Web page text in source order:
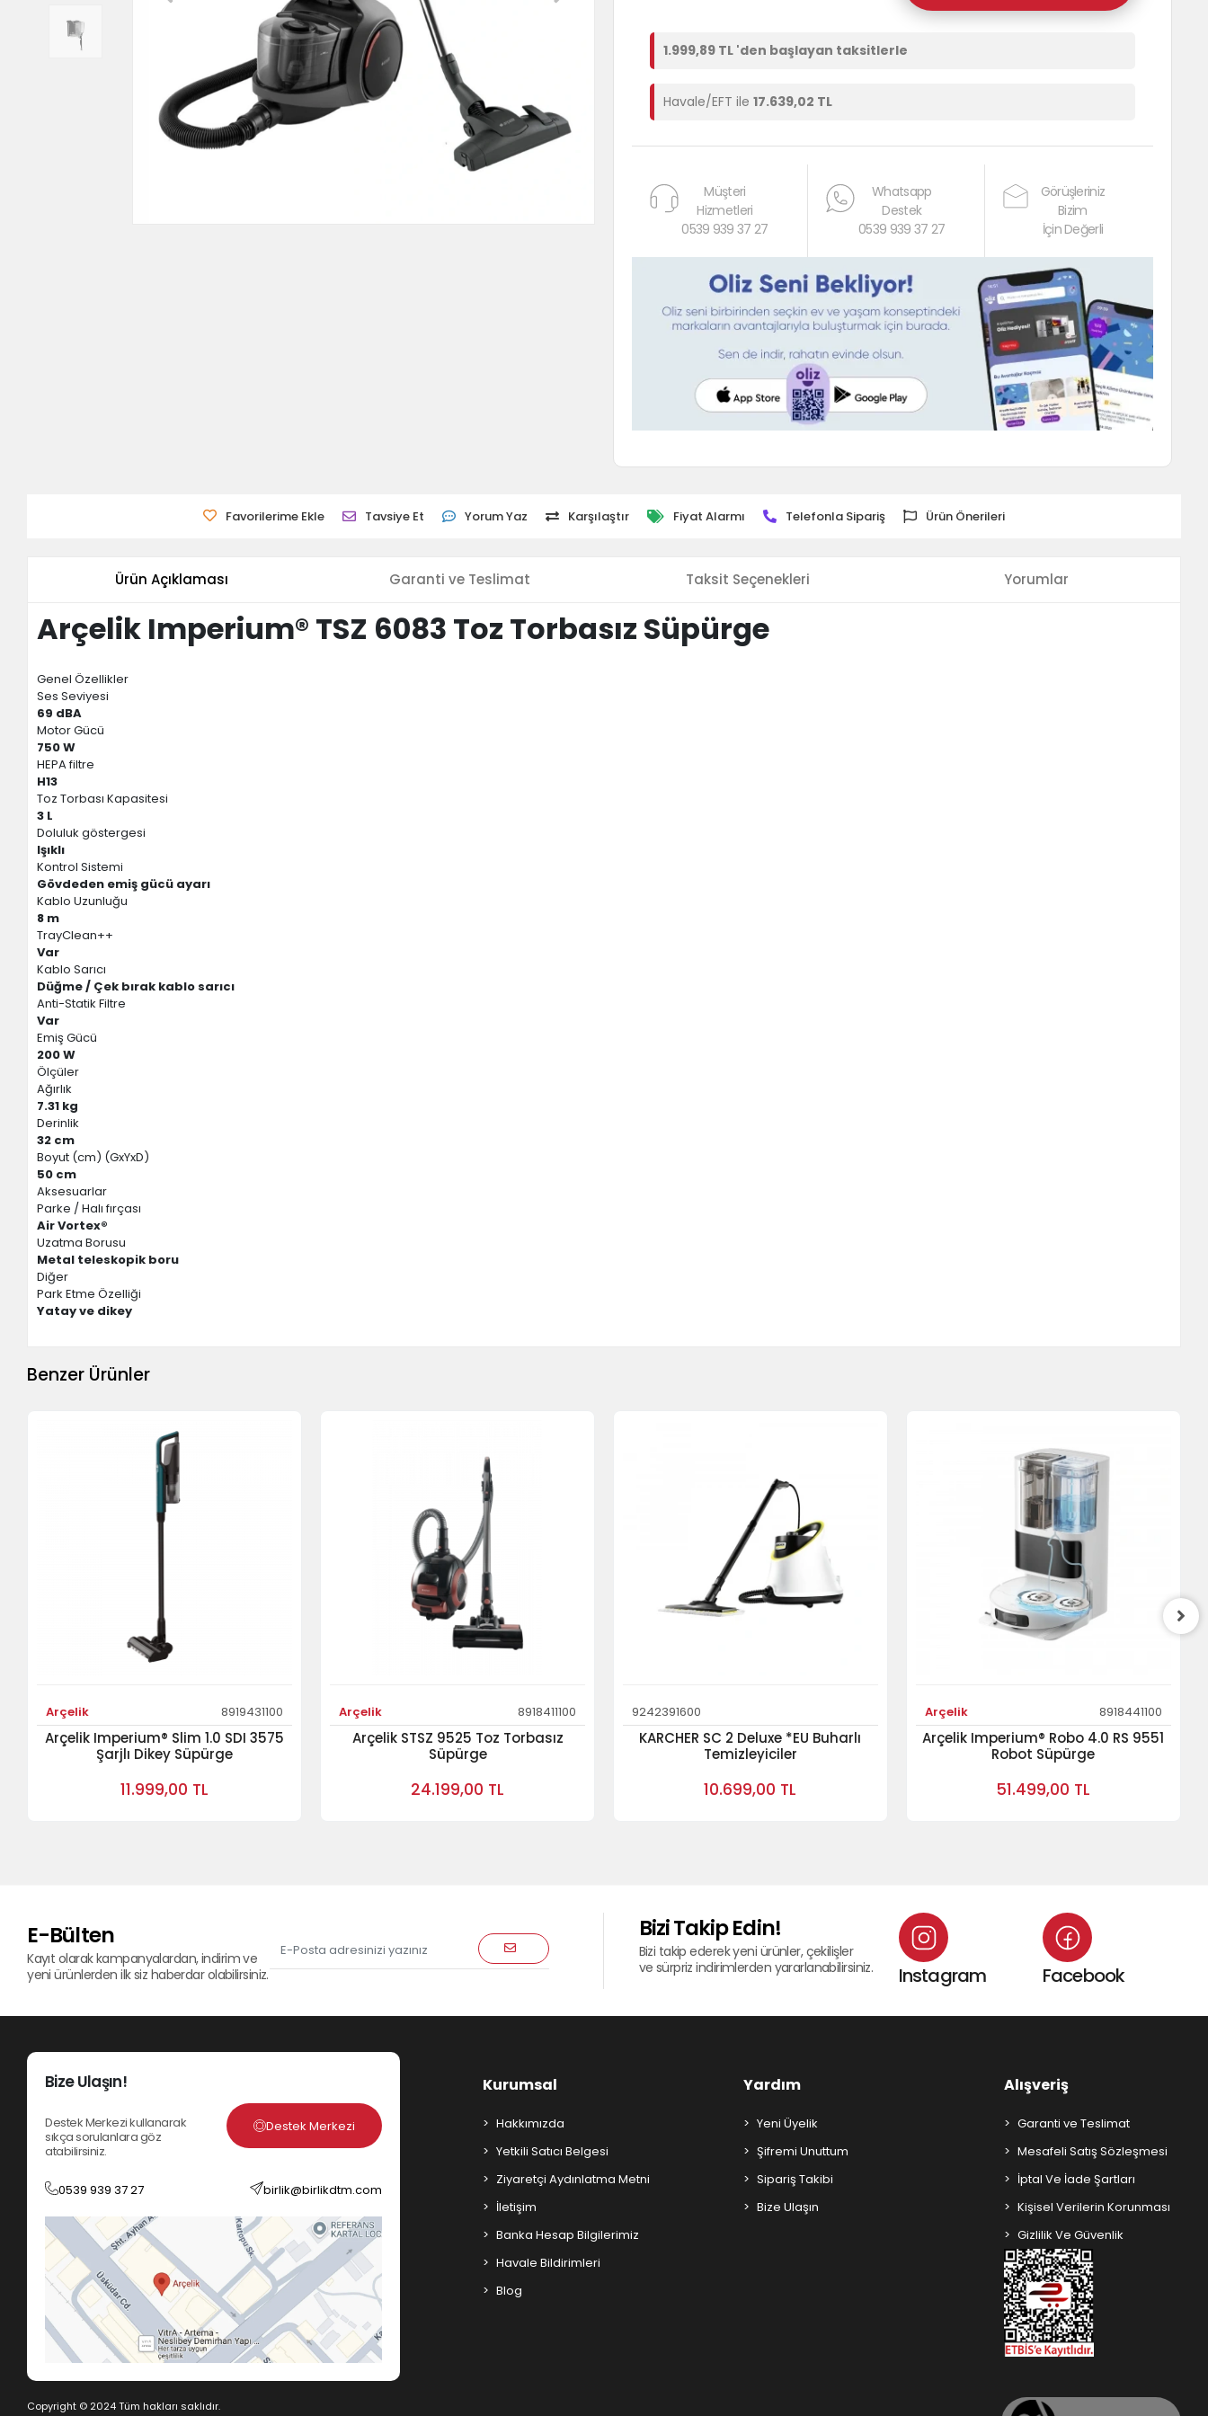
1.999,89 TL 'den başlayan taksitlerle
Havale/EFT ile 17.639,02 TL
Müşteri
Hizmetleri
0539 939 37 27
Whatsapp
Destek
0539 939 37 27
Görüşleriniz
Bizim
İçin Değerli
Favorilerime Ekle Tavsiye Et Yorum Yaz Karşılaştır Fiyat Alarmı Telefonla Sipariş Ürün Önerileri
Ürün Açıklaması Garanti ve Teslimat Taksit Seçenekleri Yorumlar
Arçelik Imperium® TSZ 6083 Toz Torbasız Süpürge
Genel Özellikler
Ses Seviyesi
69 dBA
Motor Gücü
750 W
HEPA filtre
H13
Toz Torbası Kapasitesi
3 L
Doluluk göstergesi
Işıklı
Kontrol Sistemi
Gövdeden emiş gücü ayarı
Kablo Uzunluğu
8 m
TrayClean++
Var
Kablo Sarıcı
Düğme / Çek bırak kablo sarıcı
Anti-Statik Filtre
Var
Emiş Gücü
200 W
Ölçüler
Ağırlık
7.31 kg
Derinlik
32 cm
Boyut (cm) (GxYxD)
50 cm
Aksesuarlar
Parke / Halı fırçası
Air Vortex®
Uzatma Borusu
Metal teleskopik boru
Diğer
Park Etme Özelliği
Yatay ve dikey
Benzer Ürünler
Arçelik 8919431100
Arçelik Imperium® Slim 1.0 SDI 3575
Şarjlı Dikey Süpürge
11.999,00 TL
Arçelik 8918411100
Arçelik STSZ 9525 Toz Torbasız
Süpürge
24.199,00 TL
9242391600
KARCHER SC 2 Deluxe *EU Buharlı
Temizleyiciler
10.699,00 TL
Arçelik 8918441100
Arçelik Imperium® Robo 4.0 RS 9551
Robot Süpürge
51.499,00 TL
E-Bülten
Kayıt olarak kampanyalardan, indirim ve
yeni ürünlerden ilk siz haberdar olabilirsiniz.
Bizi Takip Edin!
Bizi takip ederek yeni ürünler, çekilişler
ve sürpriz indirimlerden yararlanabilirsiniz.
Instagram Facebook
Bize Ulaşın!
Destek Merkezi kullanarak
sıkça sorulanlara göz
atabilirsiniz.
Destek Merkezi
0539 939 37 27 birlik@birlikdtm.com
Copyright © 2024 Tüm hakları saklıdır.
Kurumsal
Hakkımızda
Yetkili Satıcı Belgesi
Ziyaretçi Aydınlatma Metni
İletişim
Banka Hesap Bilgilerimiz
Havale Bildirimleri
Blog
Yardım
Yeni Üyelik
Şifremi Unuttum
Sipariş Takibi
Bize Ulaşın
Alışveriş
Garanti ve Teslimat
Mesafeli Satış Sözleşmesi
İptal Ve İade Şartları
Kişisel Verilerin Korunması
Gizlilik Ve Güvenlik